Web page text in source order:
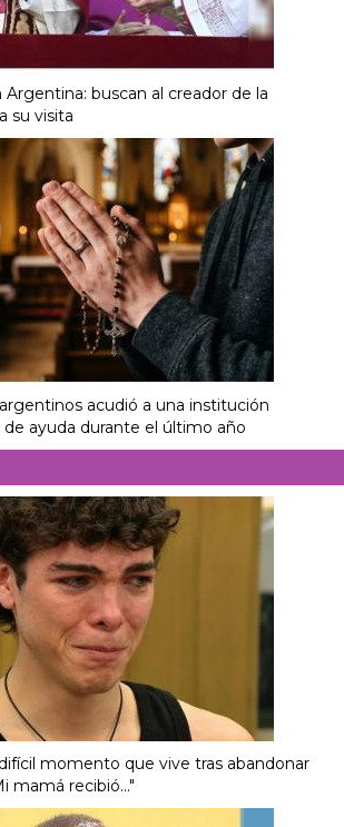
Argentina: buscan al creador de la
su visita
acudió a una institución
de ayuda durante el último año
momento que vive tras abandonar
mamá recibió..."